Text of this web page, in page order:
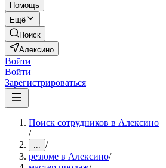
Помощь
Ещё
Поиск
Алексино
Войти
Войти
Зарегистрироваться
Поиск сотрудников в Алексино
/
... /
резюме в Алексино/